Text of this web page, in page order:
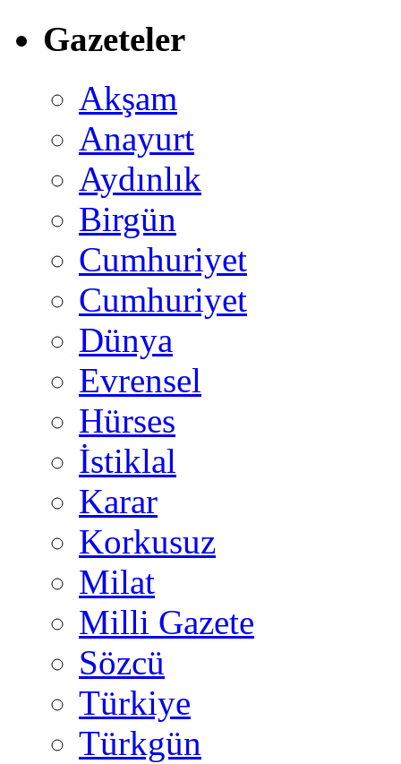
Gazeteler
Akşam
Anayurt
Aydınlık
Birgün
Cumhuriyet
Cumhuriyet
Dünya
Evrensel
Hürses
İstiklal
Karar
Korkusuz
Milat
Milli Gazete
Sözcü
Türkiye
Türkgün